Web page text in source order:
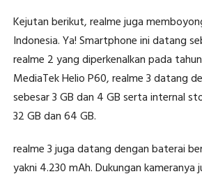
Kejutan berikut, realme juga
Indonesia. Ya! Smartphone ini datang
realme 2 yang diperkenalkan pada
MediaTek Helio P60, realme 3 datang
sebesar 3 GB dan 4 GB serta internal
32 GB dan 64 GB.
realme 3 juga datang dengan baterai
yakni 4.230 mAh. Dukungan kameranya